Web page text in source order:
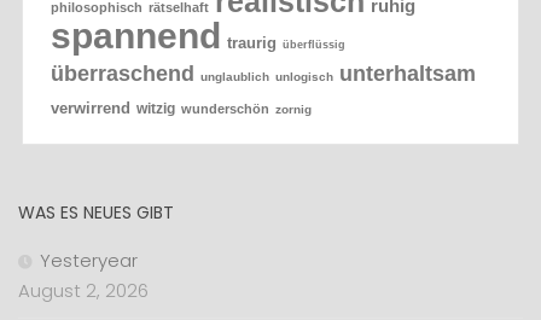
philosophisch rätselhaft ruhig
spannend traurig überflüssig
überraschend unglaublich unlogisch unterhaltsam
verwirrend witzig wunderschön zornig
WAS ES NEUES GIBT
Yesteryear
August 2, 2026